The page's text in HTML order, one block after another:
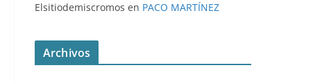
Elsitiodemiscromos en PACO MARTÍNEZ
Archivos